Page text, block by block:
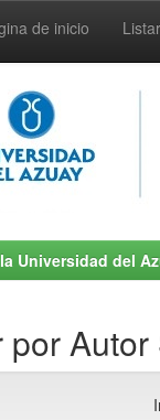
de inicio Listar
Universidad del
por